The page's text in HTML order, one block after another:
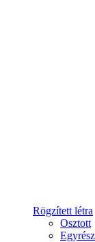
Rögzített létra
Osztott